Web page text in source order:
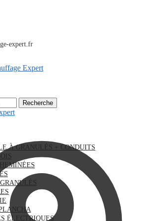
expert.fr
Recherche
Recherche
À GRANULÉS + CONDUITS
ÉLECTRIQUES